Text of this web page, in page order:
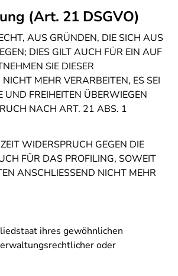
(Art. 21 DSGVO)
AUS GRÜNDEN, DIE SICH AUS
DIES GILT AUCH FÜR EIN AUF
SIE DIESER
MEHR VERARBEITEN, ES SEI
FREIHEITEN ÜBERWIEGEN
NACH ART. 21 ABS. 1
WIDERSPRUCH GEGEN DIE
FÜR DAS PROFILING, SOWEIT
ANSCHLIESSEND NICHT MEHR
ihres gewöhnlichen
oder